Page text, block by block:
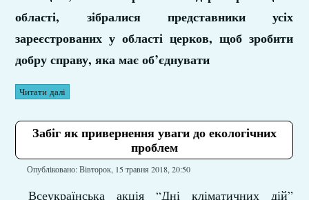
області, зібралися представники усіх
зареєстрованих у області церков, щоб зробити
добру справу, яка має об’єднувати
Читати далі
Забіг як привернення уваги до екологічних
проблем
Опубліковано: Вівторок, 15 травня 2018, 20:50
Всеукраїнська акція “Дні кліматичних дій”